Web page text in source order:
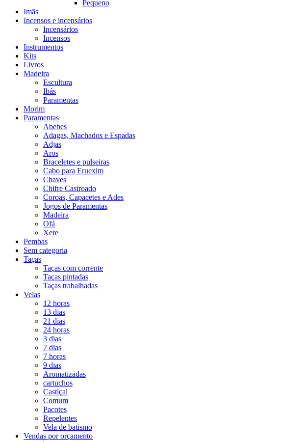
Pequeno
Imãs
Incensos e incensários
Incensários
Incensos
Instrumentos
Kits
Livros
Madeira
Escultura
Ibás
Paramentas
Morim
Paramentas
Abebes
Adagas, Machados e Espadas
Adjas
Aros
Braceletes e pulseiras
Cabo para Eruexim
Chaves
Chifre Castroado
Coroas, Capacetes e Ades
Jogos de Paramentas
Madeira
Ofá
Xere
Pembas
Sem categoria
Taças
Taças com corrente
Taças pintadas
Taças trabalhadas
Velas
12 horas
13 dias
21 dias
24 horas
3 dias
7 dias
7 horas
9 dias
Aromatizadas
cartuchos
Castiçal
Comum
Pacotes
Repelentes
Vela de batismo
Vendas por orçamento